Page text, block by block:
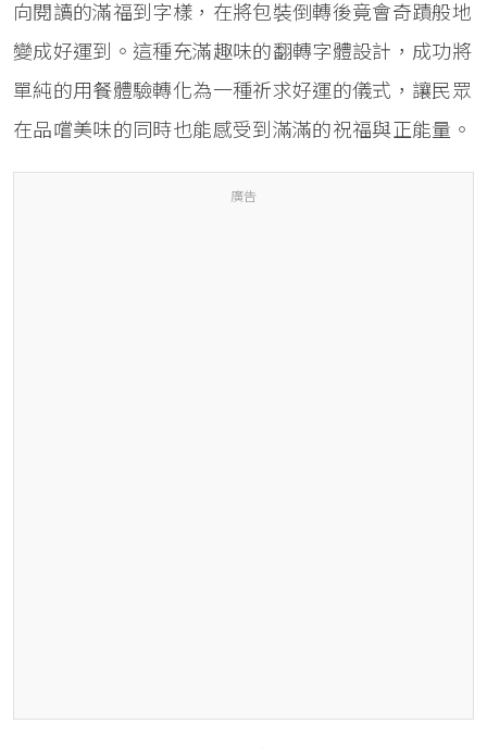
向閱讀的滿福到字樣，在將包裝倒轉後竟會奇蹟般地
變成好運到。這種充滿趣味的翻轉字體設計，成功將
單純的用餐體驗轉化為一種祈求好運的儀式，讓民眾
在品嚐美味的同時也能感受到滿滿的祝福與正能量。
廣告